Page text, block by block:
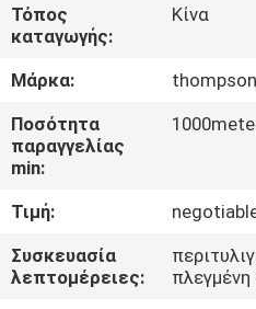
ΠΕΡΊΠΟΥ
ΕΜΕΊΣ
ΓΎΡΟΣ
ΕΡΓΟΣΤΑΣΊΩΝ
ΠΟΙΟΤΙΚΌΣ
(Hebei)
Co.,
Ltd.
Reserved.
Developed
ECER
Τόπος
καταγωγής:
Κίνα
Μάρκα:
thompson
Ποσότητα
παραγγελίας
min:
Τιμή:
Συσκευασία
λεπτομέρειες: